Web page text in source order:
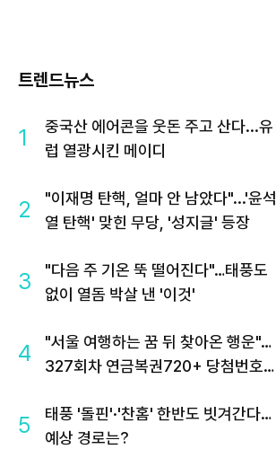
트렌드뉴스
1
중국산 에어콘을 웃돈 주고 산다...유
럽 열광시킨 메이디
2
"이재명 탄핵, 얼마 안 남았다"...'윤석
열 탄핵' 맞힌 무당, '성지글' 등장
3
"다음 주 기온 뚝 떨어진다"…태풍도
없이 열돔 박살 낸 '이것'
4
"서울 여행하는 꿈 뒤 찾아온 행운"…
327회차 연금복권720+ 당첨번호조
5
태풍 '돌핀'·'찬홈' 한반도 빗겨간다…
예상 경로는?